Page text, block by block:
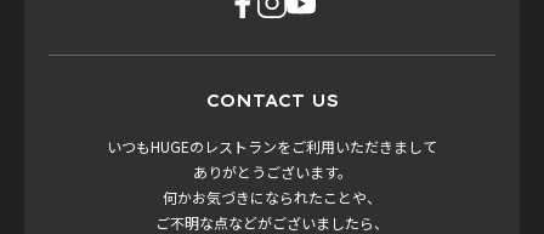
CONTACT US
いつもHUGEのレストランをご利用いただきまして
ありがとうございます。
何かお気づきになられたことや、
ご不明な点などがございましたら、